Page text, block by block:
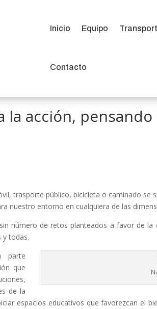
Inicio Equipo
Contacto
la acción,
trasporte público, bicicleta o caminado se
nuestro entorno en cualquiera de las
número de retos planteados a favor de
y todas.
parte
que
de la
espacios educativos que favorezcan el